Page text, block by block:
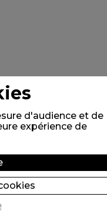
d'audience et de
expérience de